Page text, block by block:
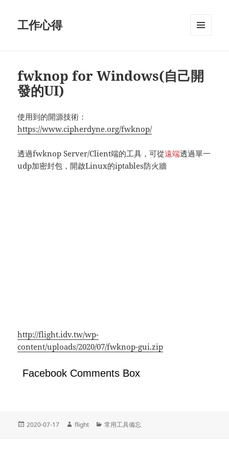
工作心得
fwknop for Windows(自己開
發的UI)
使用到的開源技術：
https://www.cipherdyne.org/fwknop/
透過fwknop Server/Client端的工具，可從遠端透過單一
udp加密封包，開啟Linux的iptables防火牆
http://flight.idv.tw/wp-
content/uploads/2020/07/fwknop-gui.zip
Facebook Comments Box
Posted
2020-07-17 Author
flight Categories
常用工具備忘